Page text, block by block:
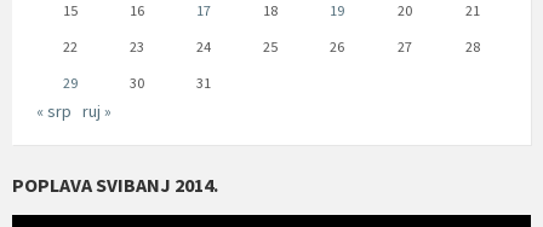
15
16 17 18 19 20
21
22
23 24 25 26 27
28
29
30 31
« srp ruj »
POPLAVA SVIBANJ 2014.